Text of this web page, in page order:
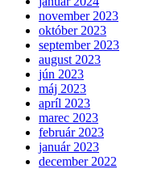
november 2023
október 2023
september 2023
august 2023
jún 2023
máj 2023
apríl 2023
marec 2023
február 2023
január 2023
december 2022